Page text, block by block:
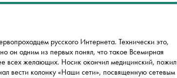
русского Интернета. Технически это,
он одним из первых понял, что такое Всемирная
всех желающих. Носик окончил медицинский, пожил
вести колонку «Наши сети», посвященную сетевым